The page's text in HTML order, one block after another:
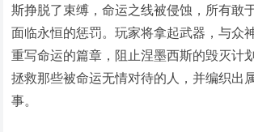
斯挣脱了束缚，命运之线被侵蚀，所有敢
面临永恒的惩罚。玩家将拿起武器，与众
重写命运的篇章，阻止涅墨西斯的毁灭计
拯救那些被命运无情对待的人，并编织出
事。